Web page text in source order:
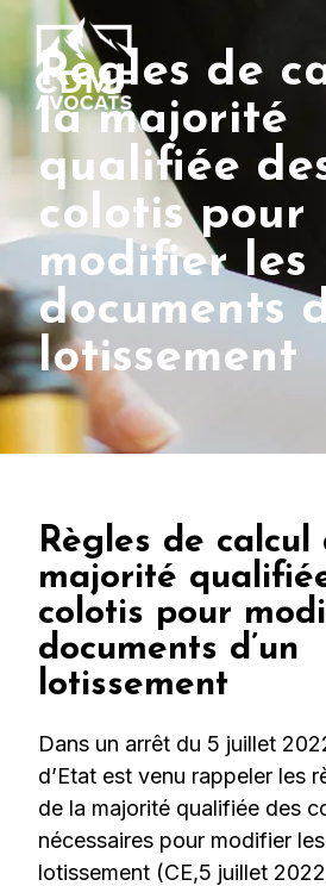
Règles de
la majorité
qualifiée
colotis pour
modifier les
documents
lotissement
Règles de calcul
majorité
colotis pour
documents d’un
lotissement
Dans un arrêt du 5 juillet
d’Etat est venu rappeler les
de la majorité qualifiée des
nécessaires pour modifier
lotissement (CE,5 juillet